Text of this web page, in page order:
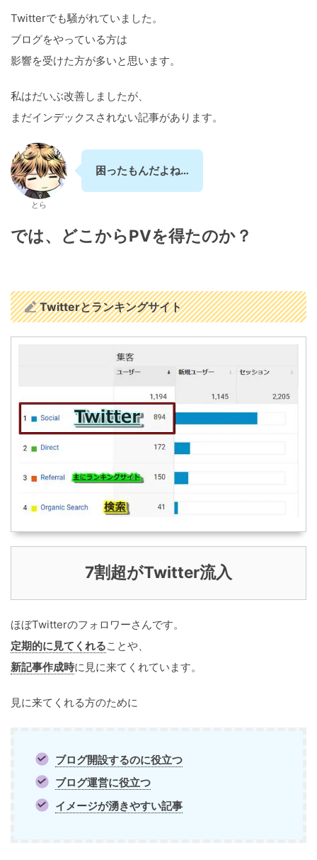
Twitterでも騒がれていました。
ブログをやっている方は
影響を受けた方が多いと思います。
私はだいぶ改善しましたが、
まだインデックスされない記事があります。
とら
困ったもんだよね…
では、どこからPVを得たのか？
Twitterとランキングサイト
7割超がTwitter流入
ほぼTwitterのフォロワーさんです。
定期的に見てくれることや、
新記事作成時に見に来てくれています。
見に来てくれる方のために
ブログ開設するのに役立つ
ブログ運営に役立つ
イメージが湧きやすい記事